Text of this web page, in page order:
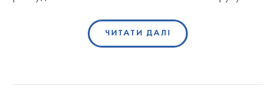
ЧИТАТИ ДАЛІ